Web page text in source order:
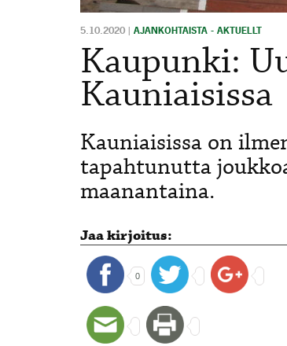
5.10.2020 | AJANKOHTAISTA - AKTUELLT
Kaupunki:
Kauniaisissa
Kauniaisissa on
tapahtunutta
maanantaina.
Jaa kirjoitus:
0